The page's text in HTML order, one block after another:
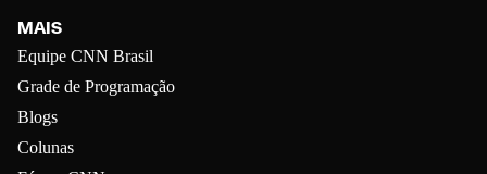
MAIS
Equipe CNN Brasil
Grade de Programação
Blogs
Colunas